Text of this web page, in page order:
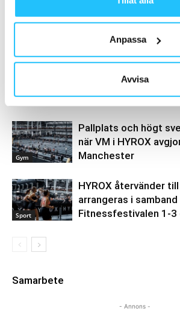
Anpassa
Avvisa
Mer av samma
Träning
mer än 3 000
veckorna
Gym
Pallplats och högt
när VM i HYROX
Manchester
Sport
HYROX återvänder
arrangeras i samband
Fitnessfestivalen 1-
Samarbete
- Annons -